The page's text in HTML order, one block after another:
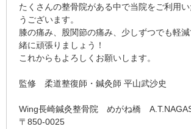
たくさんの整骨院がある中で当院をご利用
うございます。
膝の痛み、股関節の痛み、少しずつでも軽
緒に頑張りましょう！
これからもよろしくお願いします。
監修 柔道整復師・鍼灸師 平山武沙史
Wing長崎鍼灸整骨院 めがね橋
〒850-0025